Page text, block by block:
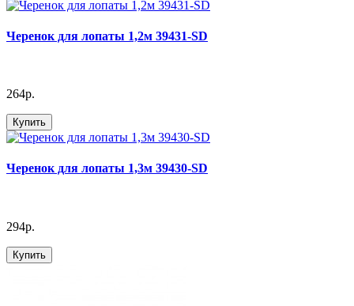
Черенок для лопаты 1,2м 39431-SD
264р.
Купить
Черенок для лопаты 1,3м 39430-SD
294р.
Купить